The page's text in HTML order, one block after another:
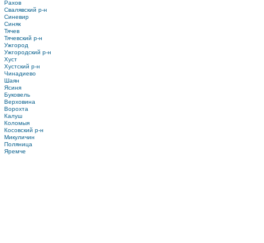
Рахов
Свалявский р-н
Синевир
Синяк
Тячев
Тячевский р-н
Ужгород
Ужгородский р-н
Хуст
Хустский р-н
Чинадиево
Шаян
Ясиня
Буковель
Верховина
Ворохта
Калуш
Коломыя
Косовский р-н
Микуличин
Поляница
Яремче